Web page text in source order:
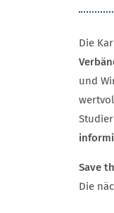
Die
und
Save
Die